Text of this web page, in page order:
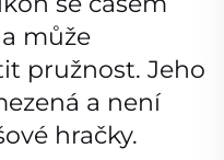
může
pružnost. Jeho
a není
hračky.